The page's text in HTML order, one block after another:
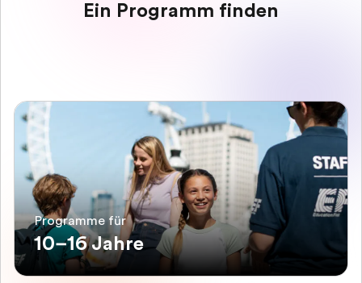
Ein Programm finden
Programme für
10–16 Jahre